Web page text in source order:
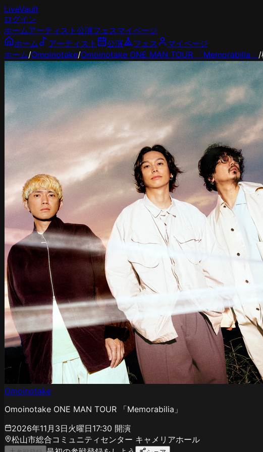
LiveVault
ログイン
ホームアーティスト 公演フェスマイページ
ホーム
アーティスト 公演 フェス
マイページ
ホーム/Omoinotake/Omoinotake ONE MAN TOUR 「Memorabilia」 /
Omoinotake
Omoinotake ONE MAN TOUR 「Memorabilia」
2026年11月3日火曜日17:30 開演
松山市総合コミュニティセンター キャメリアホール